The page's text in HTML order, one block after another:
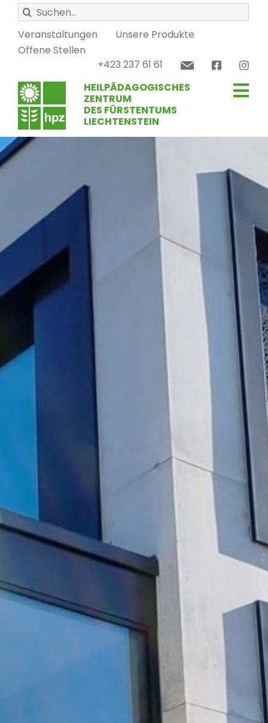
Zum
Inhalt
springen
Suche
nach:
Veranstaltungen
Unsere Produkte
Offene Stellen
+423 237 61 61
HEILPÄDAGOGISCHES
ZENTRUM
DES FÜRSTENTUMS
LIECHTENSTEIN
Schule
Therapie
Werkstätten
Wohnen
Verein hpz